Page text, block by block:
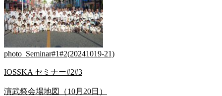
photo_Seminar#1#2(20241019-21)
IOSSKA セミナー#2#3
演武祭会場地図（10月20日）